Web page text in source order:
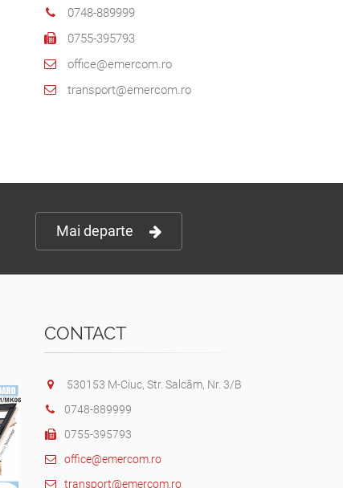
0748-889999
0755-395793
office@emercom.ro
transport@emercom.ro
Mai departe
CONTACT
530153 M-Ciuc, Str. Salcâm, Nr. 3/B
0748-889999
0755-395793
office@emercom.ro
transport@emercom.ro